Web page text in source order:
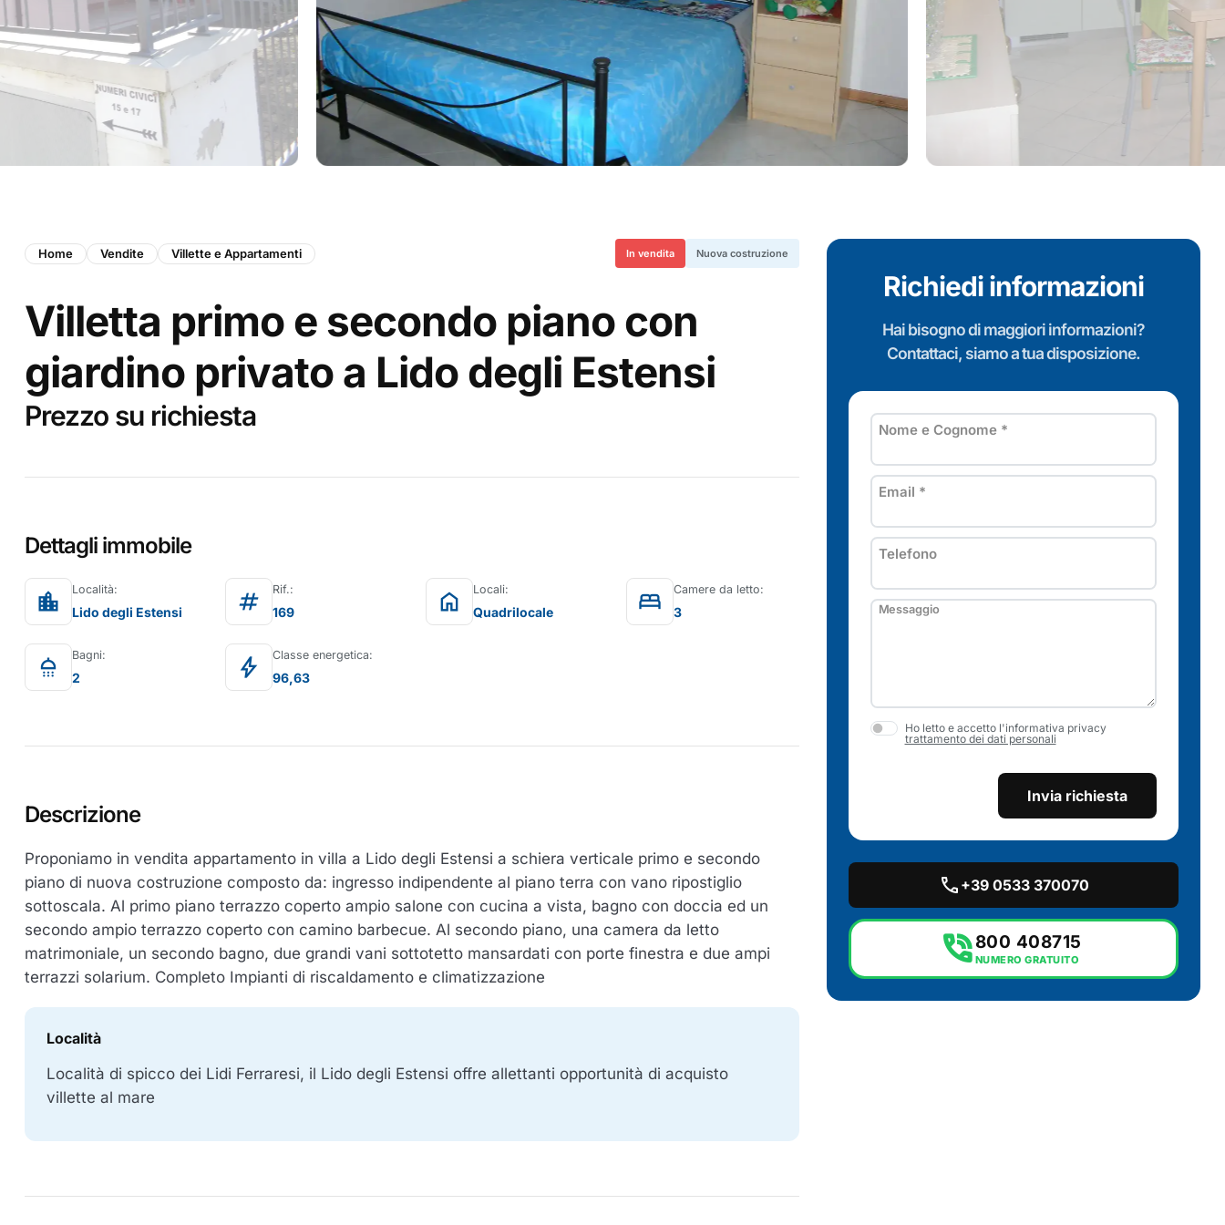
Home Vendite Villette e Appartamenti In vendita Nuova costruzione
Villetta primo e secondo piano con
giardino privato a Lido degli Estensi
Prezzo su richiesta
Dettagli immobile
location_city Località:
Lido degli Estensi tag Rif.:
169 home Locali:
Quadrilocale bed Camere da letto:
3
shower Bagni:
2 bolt Classe energetica:
96,63
Descrizione
Proponiamo in vendita appartamento in villa a Lido degli Estensi a schiera verticale primo e secondo
piano di nuova costruzione composto da: ingresso indipendente al piano terra con vano ripostiglio
sottoscala. Al primo piano terrazzo coperto ampio salone con cucina a vista, bagno con doccia ed un
secondo ampio terrazzo coperto con camino barbecue. Al secondo piano, una camera da letto
matrimoniale, un secondo bagno, due grandi vani sottotetto mansardati con porte finestra e due ampi
terrazzi solarium. Completo Impianti di riscaldamento e climatizzazione
Località
Località di spicco dei Lidi Ferraresi, il Lido degli Estensi offre allettanti opportunità di acquisto
villette al mare
Richiedi informazioni
Hai bisogno di maggiori informazioni?
Contattaci, siamo a tua disposizione.
Nome e Cognome *
Email *
Telefono
Messaggio
Ho letto e accetto l'informativa privacy
trattamento dei dati personali
Invia richiesta
call +39 0533 370070
phone_in_talk800 408715
NUMERO GRATUITO